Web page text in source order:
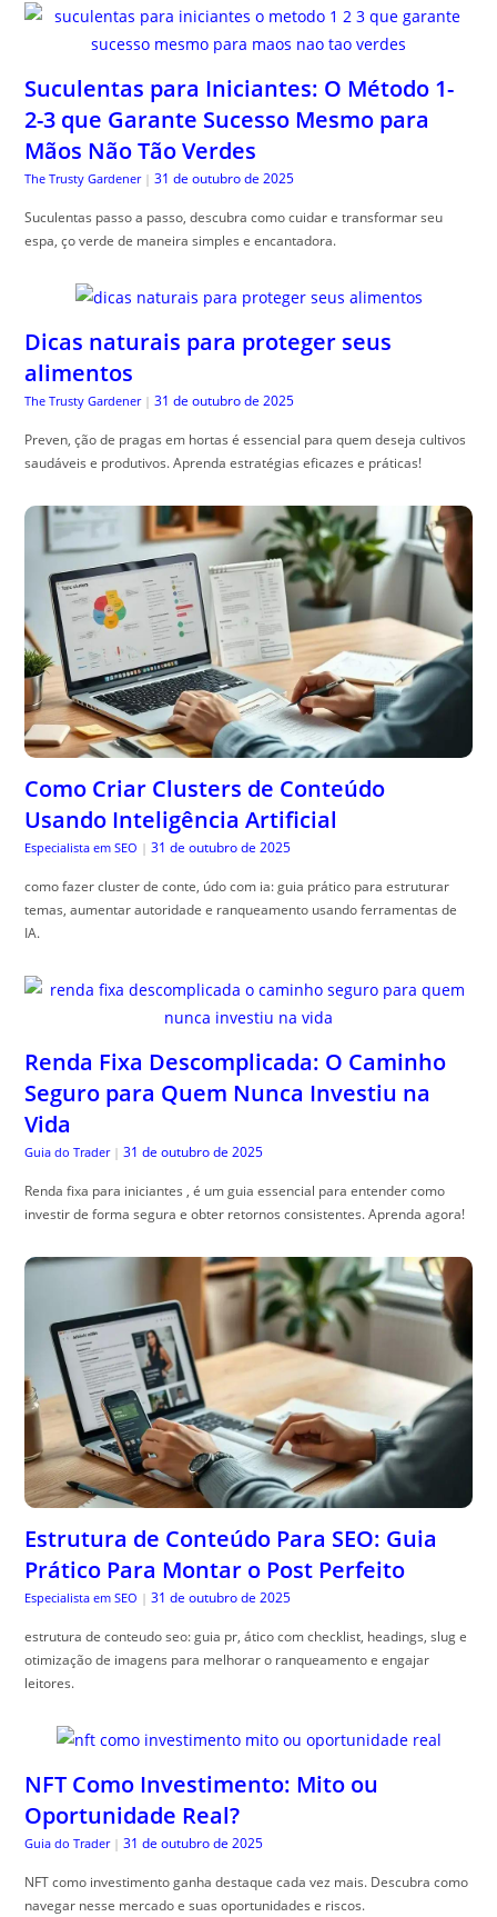
Suculentas para Iniciantes: O Método 1-
2-3 que Garante Sucesso Mesmo para
Mãos Não Tão Verdes
The Trusty Gardener | 31 de outubro de 2025
Suculentas passo a passo, descubra como cuidar e transformar seu
espa, ço verde de maneira simples e encantadora.
Dicas naturais para proteger seus
alimentos
The Trusty Gardener | 31 de outubro de 2025
Preven, ção de pragas em hortas é essencial para quem deseja cultivos
saudáveis e produtivos. Aprenda estratégias eficazes e práticas!
Como Criar Clusters de Conteúdo
Usando Inteligência Artificial
Especialista em SEO | 31 de outubro de 2025
como fazer cluster de conte, údo com ia: guia prático para estruturar
temas, aumentar autoridade e ranqueamento usando ferramentas de
IA.
Renda Fixa Descomplicada: O Caminho
Seguro para Quem Nunca Investiu na
Vida
Guia do Trader | 31 de outubro de 2025
Renda fixa para iniciantes , é um guia essencial para entender como
investir de forma segura e obter retornos consistentes. Aprenda agora!
Estrutura de Conteúdo Para SEO: Guia
Prático Para Montar o Post Perfeito
Especialista em SEO | 31 de outubro de 2025
estrutura de conteudo seo: guia pr, ático com checklist, headings, slug e
otimização de imagens para melhorar o ranqueamento e engajar
leitores.
NFT Como Investimento: Mito ou
Oportunidade Real?
Guia do Trader | 31 de outubro de 2025
NFT como investimento ganha destaque cada vez mais. Descubra como
navegar nesse mercado e suas oportunidades e riscos.